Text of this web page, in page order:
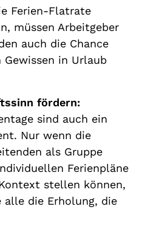
Ferien-Flatrate
müssen Arbeitgeber
auch die Chance
in Urlaub
fördern:
sind auch ein
Nur wenn die
als Gruppe
Ferienpläne
stellen können,
alle die Erholung, die